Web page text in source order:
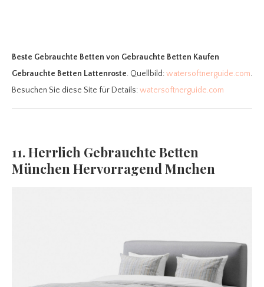
Beste Gebrauchte Betten von Gebrauchte Betten Kaufen
Gebrauchte Betten Lattenroste. Quellbild:watersoftnerguide.com.
Besuchen Sie diese Site für Details:watersoftnerguide.com
11. Herrlich Gebrauchte Betten
München Hervorragend Mnchen